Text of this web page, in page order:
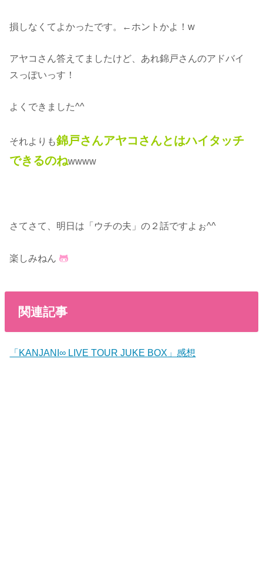
損しなくてよかったです。←ホントかよ！w
アヤコさん答えてましたけど、あれ錦戸さんのアドバイ
スっぽいっす！
よくできました^^
それよりも錦戸さんアヤコさんとはハイタッチ
できるのねwwww
さてさて、明日は「ウチの夫」の２話ですよぉ^^
楽しみねん
関連記事
「KANJANI∞ LIVE TOUR JUKE BOX」感想